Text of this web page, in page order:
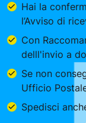
Hai la
l’Avviso di
Con
delll'invio a
Se non
Ufficio
Spedisci